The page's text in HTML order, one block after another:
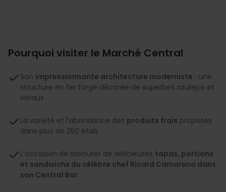
Pourquoi visiter le Marché Central
Son impressionnante architecture moderniste : une
structure en fer forgé décorée de superbes azulejos et
vitraux
La variété et l’abondance des produits frais proposés
dans plus de 250 étals
L’occasion de savourer de délicieuses tapas, portions
et sandwichs du célèbre chef Ricard Camarena dans
son Central Bar